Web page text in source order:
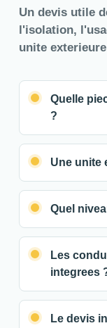
Un devis utile
l'isolation,
unite
Quelle
?
Une unite
Quel
Les
integrees
Le devis